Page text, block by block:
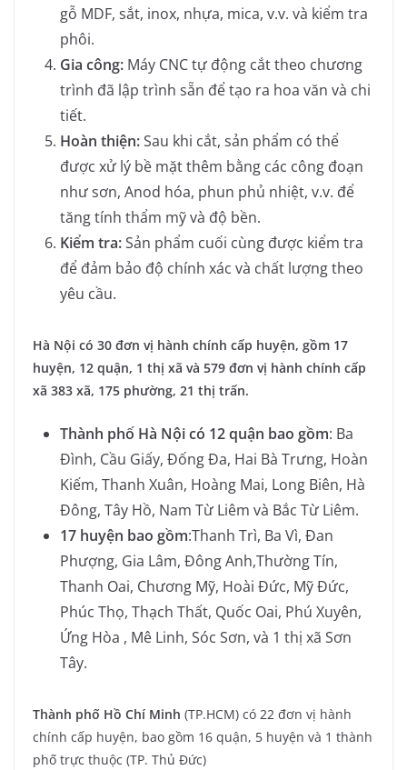
gỗ MDF, sắt, inox, nhựa, mica, v.v. và kiểm tra
phôi.
Gia công: Máy CNC tự động cắt theo chương
trình đã lập trình sẵn để tạo ra hoa văn và chi
tiết.
Hoàn thiện:Sau khi cắt, sản phẩm có thể
được xử lý bề mặt thêm bằng các công đoạn
như sơn, Anod hóa, phun phủ nhiệt, v.v. để
tăng tính thẩm mỹ và độ bền.
Kiểm tra:Sản phẩm cuối cùng được kiểm tra
để đảm bảo độ chính xác và chất lượng theo
yêu cầu.
Hà Nội có 30 đơn vị hành chính cấp huyện, gồm 17
huyện, 12 quận, 1 thị xã và 579 đơn vị hành chính cấp
xã 383 xã, 175 phường, 21 thị trấn.
Thành phố Hà Nội có 12 quận bao gồm: Ba
Đình, Cầu Giấy, Đống Đa, Hai Bà Trưng, Hoàn
Kiếm, Thanh Xuân, Hoàng Mai, Long Biên, Hà
Đông, Tây Hồ, Nam Từ Liêm và Bắc Từ Liêm.
17 huyện bao gồm:Thanh Trì, Ba Vì, Đan
Phượng, Gia Lâm, Đông Anh,Thường Tín,
Thanh Oai, Chương Mỹ, Hoài Đức, Mỹ Đức,
Phúc Thọ, Thạch Thất, Quốc Oai, Phú Xuyên,
Ứng Hòa , Mê Linh, Sóc Sơn, và 1 thị xã Sơn
Tây.
Thành phố Hồ Chí Minh (TP.HCM) có 22 đơn vị hành
chính cấp huyện, bao gồm 16 quận, 5 huyện và 1 thành
phố trực thuộc (TP. Thủ Đức)